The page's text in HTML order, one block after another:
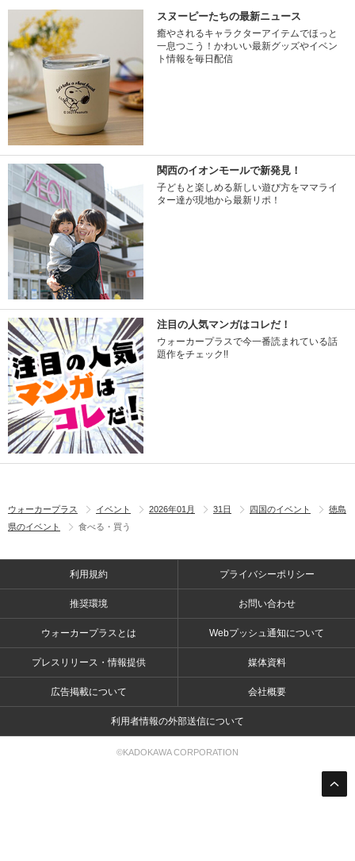
スヌーピーたちの最新ニュース
癒やされるキャラクターアイテムでほっと
一息つこう！かわいい最新グッズやイベン
ト情報を毎日配信
関西のイオンモールで新発見！
子どもと楽しめる新しい遊び方をママライ
ター達が現地から最新リポ！
注目の人気マンガはコレだ！
ウォーカープラスで今一番読まれている話
題作をチェック!!
ウォーカープラス イベント 2026年01月 31日 四国のイベント
徳島
県のイベント
食べる・買う
利用規約 プライバシーポリシー
推奨環境 お問い合わせ
ウォーカープラスとは Webプッシュ通知について
プレスリリース・情報提供 媒体資料
広告掲載について 会社概要
利用者情報の外部送信について
©KADOKAWA CORPORATION